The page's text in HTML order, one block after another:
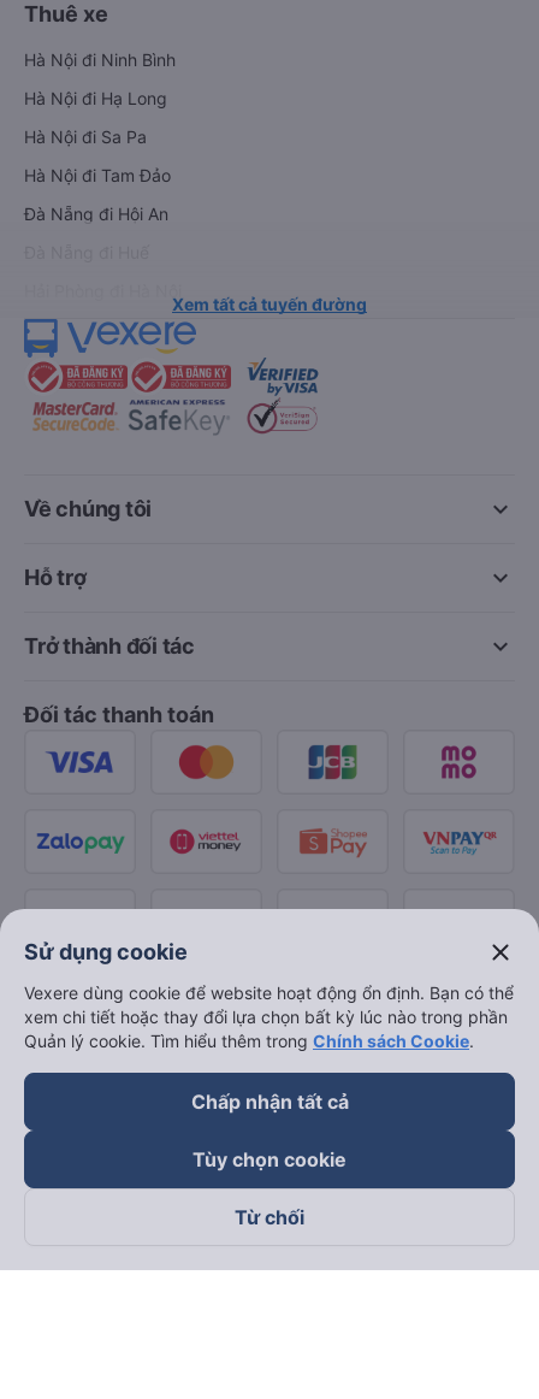
Thuê xe
Hà Nội đi Ninh Bình
Hà Nội đi Hạ Long
Hà Nội đi Sa Pa
Hà Nội đi Tam Đảo
Đà Nẵng đi Hội An
Xem tất cả tuyến đường
keyboard_arrow_down
Về chúng tôi
keyboard_arrow_down
Hỗ trợ
keyboard_arrow_down
Trở thành đối tác
Đối tác thanh toán
Theo dõi chúng tôi trên
Sử dụng cookie close
Vexere dùng cookie để website hoạt động ổn định. Bạn có thể
xem chi tiết hoặc thay đổi lựa chọn bất kỳ lúc nào trong phần
Quản lý cookie. Tìm hiểu thêm trong Chính sách Cookie.
Chấp nhận tất cả
Tùy chọn cookie
Từ chối